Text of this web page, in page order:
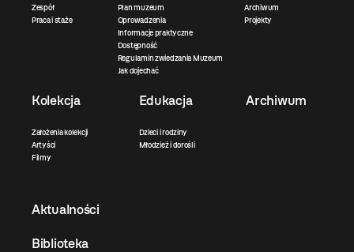
Zespół
Praca i staże
Plan muzeum
Oprowadzenia
Informacje praktyczne
Dostępność
Regulamin zwiedzania Muzeum
Jak dojechać
Archiwum
Projekty
Kolekcja
Założenia kolekcji
Artyści
Filmy
Edukacja
Dzieci i rodziny
Młodzież i dorośli
Archiwum
Aktualności
Biblioteka